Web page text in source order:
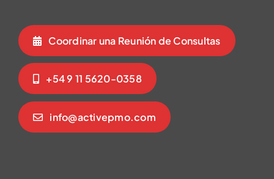
Coordinar una Reunión de Consultas
+54 9 11 5620-0358
info@activepmo.com